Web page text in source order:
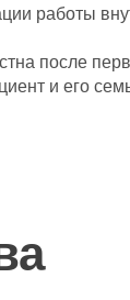
работы
после
и его